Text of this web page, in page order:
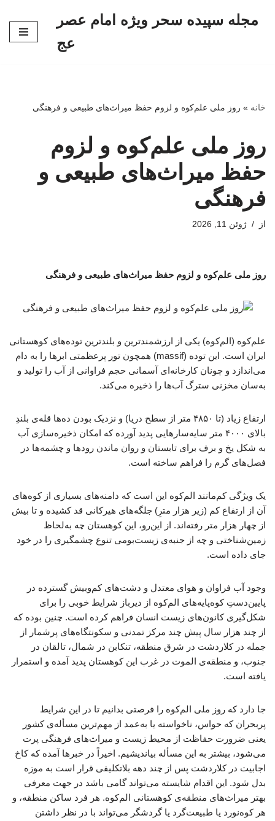
مجله سپیده سحر ویژه امام عصر
عج
خانه » روز ملی علم‌کوه و لزوم حفظ میراث‌های طبیعی و فرهنگی
روز ملی علم‌کوه و لزوم
حفظ میراث‌های طبیعی و
فرهنگی
از ژوئن 11, 2026
روز ملی علم‌کوه و لزوم حفظ میراث‌های طبیعی و فرهنگی
علم‌کوه (الم‌کوه) یکی از ارزشمندترین و بلندترین توده‌های کوهستانی
ایران است. این توده (massif) همچون تور پرعظمتی ابرها را به دام
می‌اندازد و چونان کارخانه‌ای آسمانی حجم فراوانی از آب را تولید و
به‌سان مخزنی سترگ آب‌ها را ذخیره می‌کند.
ارتفاع زیاد (تا ۴۸۵۰ متر از سطح دریا) و نزدیک بودن ده‌ها قله‌ی بلندِ
بالای ۴۰۰۰ متر سایه‌سارهایی پدید آورده که امکان ذخیره‌سازی آب
به شکل یخ و برف برای تابستان و روان ماندن رودها و چشمه‌ها در
فصل‌های گرم را فراهم ساخته‌ است.
یک ویژگی کم‌مانند الم‌کوه این است که دامنه‌های بسیاری از کوه‌های
آن از ارتفاع کم (زیر هزار مترِ) جلگه‌های هیرکانی قد کشیده و تا بیش
از چهار هزار متر رفته‌اند. از این‌رو، این کوهستان چه به‌لحاظ
زمین‌شناختی و چه از جنبه‌ی زیست‌بومی تنوع چشمگیری را در خود
جای داده است.
وجود آب فراوان و هوای معتدل و دشت‌های کم‌وبیش گسترده در
پایین‌دستِ کوه‌پایه‌های الم‌کوه از دیرباز شرایط خوبی را برای
شکل‌گیری کانون‌های زیست انسان فراهم کرده است. چنین بوده که
از چند هزار سال پیش چند مرکز تمدنی و سکونتگاه‌های پرشمار از
جمله در کلاردشت در شرق منطقه، تنکابن در شمال، تالقان در
جنوب، و منطقه‌ی الموت در غرب این کوهستان پدید آمده و استمرار
یافته است.
جا دارد که روز ملی الم‌کوه را فرصتی بدانیم تا در این شرایط
پربحران که حواس، ناخواسته یا به‌عمد از مهم‌ترین مسأله‌ی کشور
یعنی ضرورت حفاظت از محیط زیست و میراث‌های فرهنگی پرت
می‌شود، بیشتر به این مسأله بیاندیشیم. اخیراً در خبرها آمده که کاخ
اجابیت در کلاردشت پس از چند دهه بلاتکلیفی قرار است به موزه
بدل شود. این اقدام شایسته می‌تواند گامی باشد در جهت معرفی
بهتر میراث‌های منطقه‌ی کوهستانی الم‌کوه. هر فرد ساکن منطقه، و
هر کوه‌نورد یا طبیعت‌گرد یا گردشگر می‌تواند با در نظر داشتن